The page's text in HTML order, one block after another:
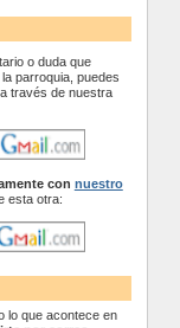
o duda que
parroquia, puedes
través de nuestra
con nuestro
esta otra:
lo que acontece en